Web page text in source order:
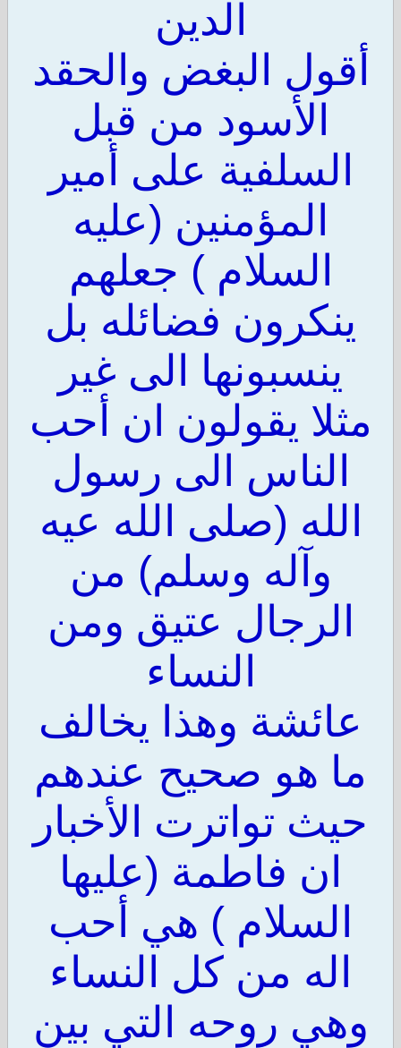
الدين
أقول البغض والحقد
الأسود من قبل
السلفية على أمير
المؤمنين (عليه
السلام ) جعلهم
ينكرون فضائله بل
ينسبونها الى غير
مثلا يقولون ان أحب
الناس الى رسول
الله (صلى الله عيه
وآله وسلم) من
الرجال عتيق ومن
النساء
عائشة وهذا يخالف
ما هو صحيح عندهم
حيث تواترت الأخبار
ان فاطمة (عليها
السلام ) هي أحب
اله من كل النساء
وهي روحه التي بين